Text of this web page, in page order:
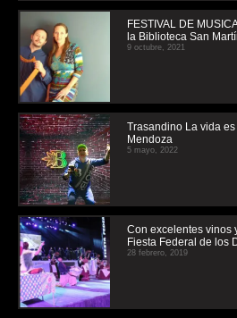
FESTIVAL DE
la Biblioteca San
9 octubre, 2021
Trasandino La vida
Mendoza
5 mayo, 2022
Con excelentes vinos
Fiesta Federal de los
28 febrero, 2019